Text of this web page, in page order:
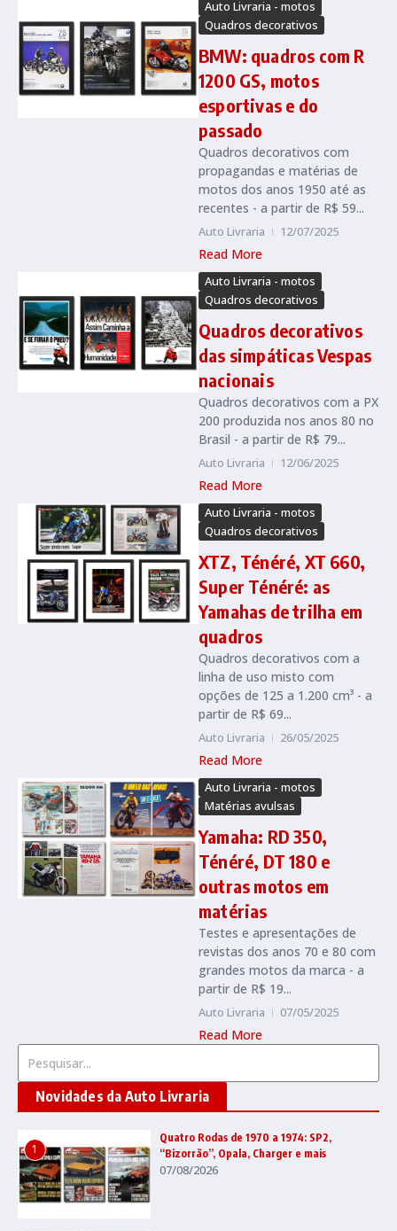
Auto Livraria - motos
Quadros decorativos
BMW: quadros com R
1200 GS, motos
esportivas e do
passado
Quadros decorativos com
propagandas e matérias de
motos dos anos 1950 até as
recentes - a partir de R$ 59...
Auto Livraria 12/07/2025
Read More
Auto Livraria - motos
Quadros decorativos
Quadros decorativos
das simpáticas Vespas
nacionais
Quadros decorativos com a PX
200 produzida nos anos 80 no
Brasil - a partir de R$ 79...
Auto Livraria 12/06/2025
Read More
Auto Livraria - motos
Quadros decorativos
XTZ, Ténéré, XT 660,
Super Ténéré: as
Yamahas de trilha em
quadros
Quadros decorativos com a
linha de uso misto com
opções de 125 a 1.200 cm³ - a
partir de R$ 69...
Auto Livraria 26/05/2025
Read More
Auto Livraria - motos
Matérias avulsas
Yamaha: RD 350,
Ténéré, DT 180 e
outras motos em
matérias
Testes e apresentações de
revistas dos anos 70 e 80 com
grandes motos da marca - a
partir de R$ 19...
Auto Livraria 07/05/2025
Read More
Novidades da Auto Livraria
1
Quatro Rodas de 1970 a 1974: SP2,
“Bizorrão”, Opala, Charger e mais
07/08/2026